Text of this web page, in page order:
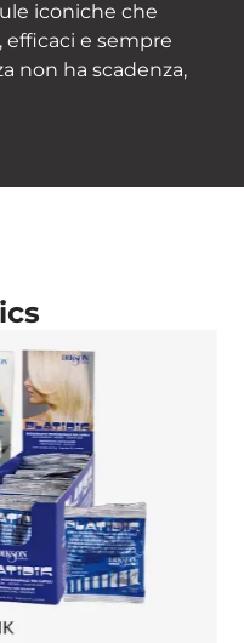
iconiche che
efficaci e sempre
non ha scadenza,